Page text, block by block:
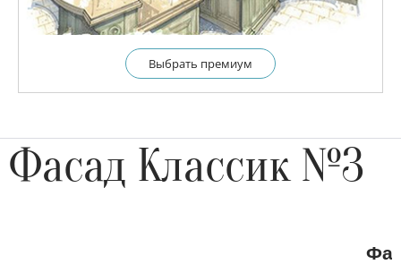
Выбрать премиум
Фасад Классик №3